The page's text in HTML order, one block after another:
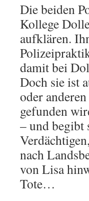
Die beiden
Kollege
aufklären.
damit bei
Doch sie ist
oder
gefunden
– und begibt
nach
von Lisa
Tote…